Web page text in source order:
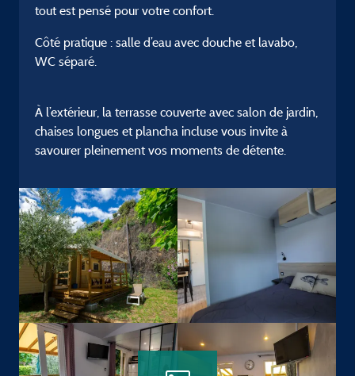
tout est pensé pour votre confort.
Côté pratique : salle d’eau avec douche et lavabo,
WC séparé.
À l’extérieur, la terrasse couverte avec salon de jardin,
chaises longues et plancha incluse vous invite à
savourer pleinement vos moments de détente.